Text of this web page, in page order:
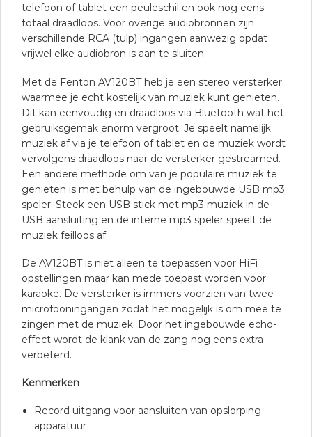
telefoon of tablet een peuleschil en ook nog eens
totaal draadloos. Voor overige audiobronnen zijn
verschillende RCA (tulp) ingangen aanwezig opdat
vrijwel elke audiobron is aan te sluiten.
Met de Fenton AV120BT heb je een stereo versterker
waarmee je echt kostelijk van muziek kunt genieten.
Dit kan eenvoudig en draadloos via Bluetooth wat het
gebruiksgemak enorm vergroot. Je speelt namelijk
muziek af via je telefoon of tablet en de muziek wordt
vervolgens draadloos naar de versterker gestreamed.
Een andere methode om van je populaire muziek te
genieten is met behulp van de ingebouwde USB mp3
speler. Steek een USB stick met mp3 muziek in de
USB aansluiting en de interne mp3 speler speelt de
muziek feilloos af.
De AV120BT is niet alleen te toepassen voor HiFi
opstellingen maar kan mede toepast worden voor
karaoke. De versterker is immers voorzien van twee
microfooningangen zodat het mogelijk is om mee te
zingen met de muziek. Door het ingebouwde echo-
effect wordt de klank van de zang nog eens extra
verbeterd.
Kenmerken
Record uitgang voor aansluiten van opslorping
apparatuur